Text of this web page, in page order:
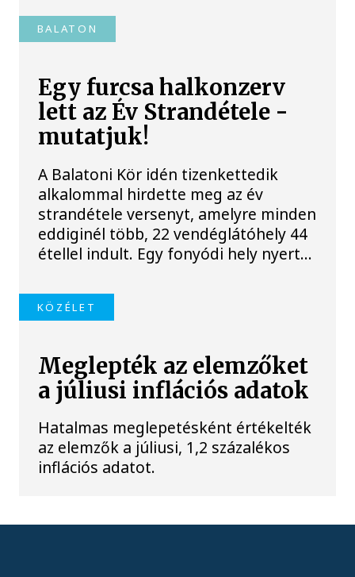
BALATON
Egy furcsa halkonzerv
lett az Év Strandétele -
mutatjuk!
A Balatoni Kör idén tizenkettedik
alkalommal hirdette meg az év
strandétele versenyt, amelyre minden
eddiginél több, 22 vendéglátóhely 44
étellel indult. Egy fonyódi hely nyert...
KÖZÉLET
Meglepték az elemzőket
a júliusi inflációs adatok
Hatalmas meglepetésként értékelték
az elemzők a júliusi, 1,2 százalékos
inflációs adatot.